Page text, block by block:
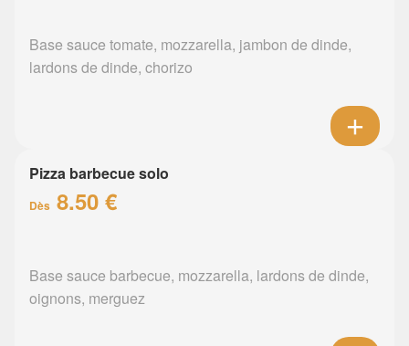
Base sauce tomate, mozzarella, jambon de dinde,
lardons de dinde, chorizo
Pizza barbecue solo
Dès 8.50 €
Base sauce barbecue, mozzarella, lardons de dinde,
oignons, merguez